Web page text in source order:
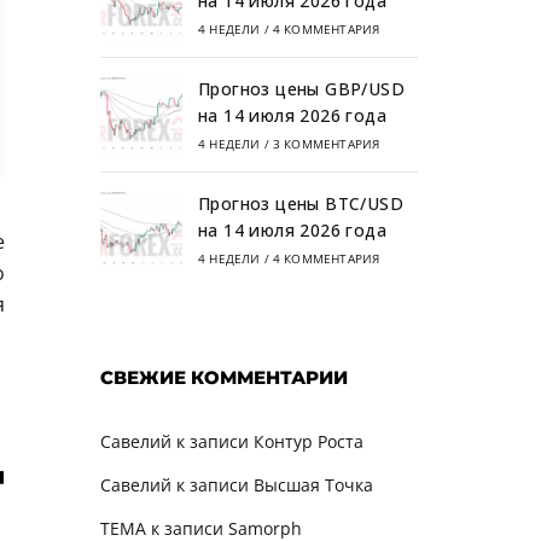
4 НЕДЕЛИ / 4 КОММЕНТАРИЯ
Прогноз цены GBP/USD
на 14 июля 2026 года
4 НЕДЕЛИ / 3 КОММЕНТАРИЯ
Прогноз цены BTC/USD
на 14 июля 2026 года
4 НЕДЕЛИ / 4 КОММЕНТАРИЯ
СВЕЖИЕ КОММЕНТАРИИ
Савелий к записи Контур Роста
Савелий к записи Высшая Точка
TEMAк записи Samorph